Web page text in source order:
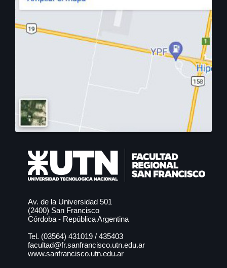
Av. de la Universidad 501
(2400) San Francisco
Córdoba - República Argentina
Tel. (03564) 431019 / 435403
facultad@fr.sanfrancisco.utn.edu.ar
www.sanfrancisco.utn.edu.ar